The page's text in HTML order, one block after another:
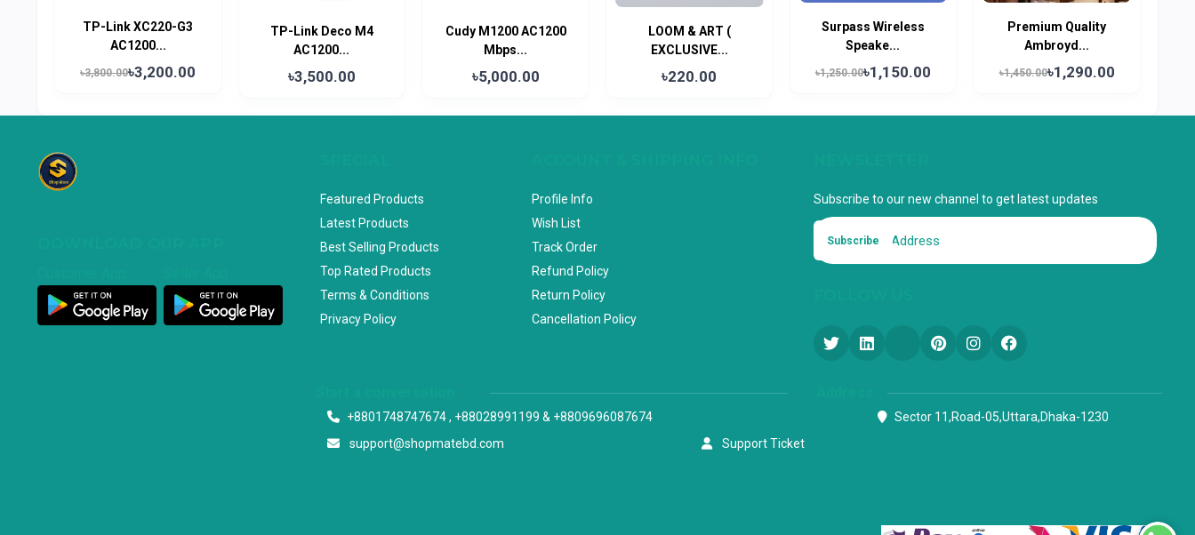
TP-Link XC220-G3
AC1200...
৳3,800.00৳3,200.00
TP-Link Deco M4
AC1200...
৳3,500.00
Cudy M1200 AC1200
Mbps...
৳5,000.00
LOOM & ART (
EXCLUSIVE...
৳220.00
Surpass Wireless
Speake...
৳1,250.00৳1,150.00
Premium Quality
Ambroyd...
৳1,450.00৳1,290.00
Featured Products
Latest Products
Best Selling Products
Top Rated Products
Terms & Conditions
Privacy Policy
Profile Info
Wish List
Track Order
Refund Policy
Return Policy
Cancellation Policy
Subscribe to our new channel to get latest updates
Subscribe
+8801748747674 , +88028991199 & +8809696087674
support@shopmatebd.com
Support Ticket
Sector 11,Road-05,Uttara,Dhaka-1230